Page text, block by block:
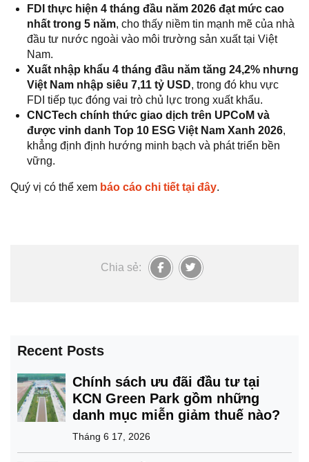
FDI thực hiện 4 tháng đầu năm 2026 đạt mức cao
nhất trong 5 năm, cho thấy niềm tin mạnh mẽ của nhà
đầu tư nước ngoài vào môi trường sản xuất tại Việt
Nam.
Xuất nhập khẩu 4 tháng đầu năm tăng 24,2% nhưng
Việt Nam nhập siêu 7,11 tỷ USD, trong đó khu vực
FDI tiếp tục đóng vai trò chủ lực trong xuất khẩu.
CNCTech chính thức giao dịch trên UPCoM và
được vinh danh Top 10 ESG Việt Nam Xanh 2026,
khẳng định định hướng minh bạch và phát triển bền
vững.
Quý vị có thể xem báo cáo chi tiết tại đây.
Chia sẻ:
Recent Posts
Chính sách ưu đãi đầu tư tại
KCN Green Park gồm những
danh mục miễn giảm thuế nào?
Tháng 6 17, 2026